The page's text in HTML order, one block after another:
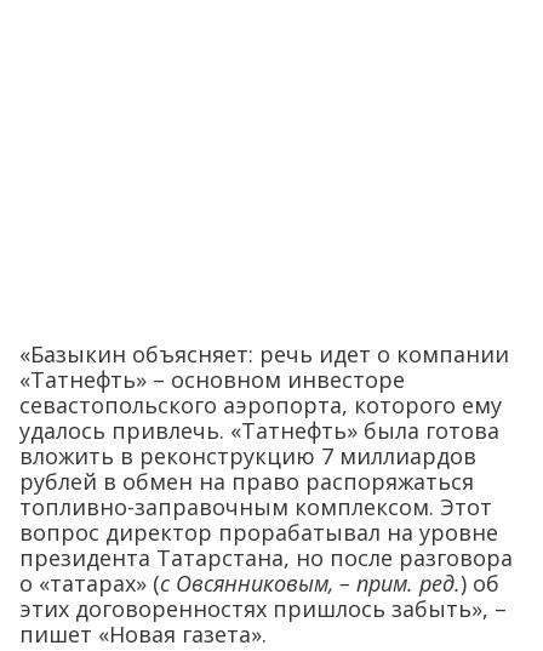
«Базыкин объясняет: речь идет о компании
«Татнефть» – основном инвесторе
севастопольского аэропорта, которого ему
удалось привлечь. «Татнефть» была готова
вложить в реконструкцию 7 миллиардов
рублей в обмен на право распоряжаться
топливно-заправочным комплексом. Этот
вопрос директор прорабатывал на уровне
президента Татарстана, но после разговора
о «татарах» (с Овсянниковым, – прим. ред.) об
этих договоренностях пришлось забыть», –
пишет «Новая газета».